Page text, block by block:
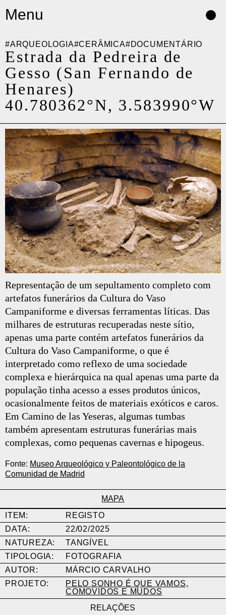
Skip
toMenu
#ARQUEOLOGIA#CERÂMICA#DOCUMENTÁRIO
Estrada da Pedreira de
Gesso (San Fernando de
Henares)
40.780362°N, 3.583990°W
Representação de um sepultamento completo com
artefatos funerários da Cultura do Vaso
Campaniforme e diversas ferramentas líticas. Das
milhares de estruturas recuperadas neste sítio,
apenas uma parte contém artefatos funerários da
Cultura do Vaso Campaniforme, o que é
interpretado como reflexo de uma sociedade
complexa e hierárquica na qual apenas uma parte da
população tinha acesso a esses produtos únicos,
ocasionalmente feitos de materiais exóticos e caros.
Em Camino de las Yeseras, algumas tumbas
também apresentam estruturas funerárias mais
complexas, como pequenas cavernas e hipogeus.
Fonte: Museo Arqueológico y Paleontológico de la
Comunidad de Madrid
ITEM:
REGISTO
DATA:
22/02/2025
NATUREZA:
TANGÍVEL
TIPOLOGIA:
FOTOGRAFIA
AUTOR:
MÁRCIO CARVALHO
PROJETO:
PELO SONHO É QUE VAMOS,
COMOVIDOS E MUDOS
RELAÇÕES
MAPA